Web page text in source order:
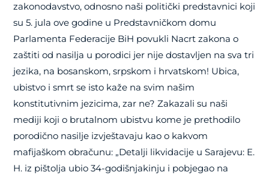
zakonodavstvo, odnosno naši politički predstavnici koji
su 5. jula ove godine u Predstavničkom domu
Parlamenta Federacije BiH povukli Nacrt zakona o
zaštiti od nasilja u porodici jer nije dostavljen na sva tri
jezika, na bosanskom, srpskom i hrvatskom! Ubica,
ubistvo i smrt se isto kaže na svim našim
konstitutivnim jezicima, zar ne? Zakazali su naši
mediji koji o brutalnom ubistvu kome je prethodilo
porodično nasilje izvještavaju kao o kakvom
mafijaškom obračunu: „Detalji likvidacije u Sarajevu: E.
H. iz pištolja ubio 34-godišnjakinju i pobjegao na